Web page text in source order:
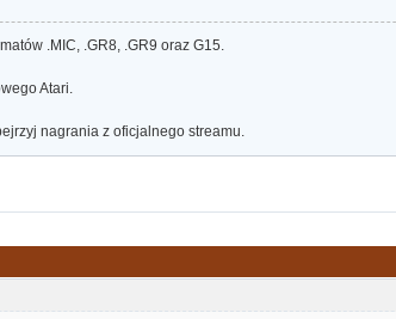
.MIC, .GR8, .GR9 oraz G15.
Atari.
nagrania z oficjalnego streamu.